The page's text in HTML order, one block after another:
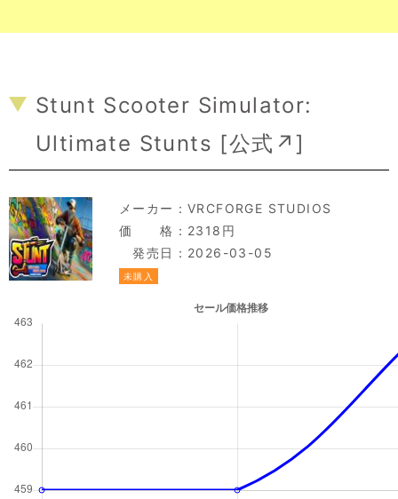
Stunt Scooter Simulator:
Ultimate Stunts [公式↗]
メーカー： VRCFORGE STUDIOS
価 格：2318円
発売日：2026-03-05
未購入